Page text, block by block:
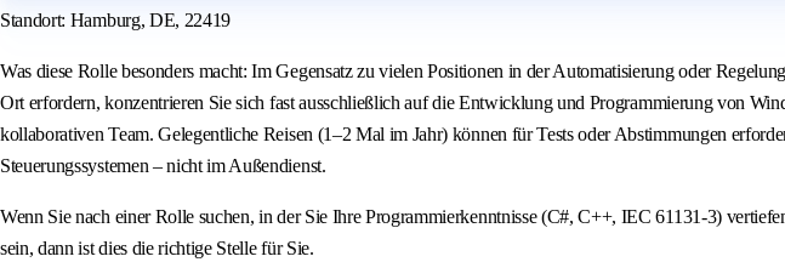
Standort: Hamburg, DE, 22419
Was diese Rolle besonders macht: Im Gegensatz zu vielen Positionen in der Automatisierung oder
Ort erfordern, konzentrieren Sie sich fast ausschließlich auf die Entwicklung und Programmierung von
kollaborativen Team. Gelegentliche Reisen (1–2 Mal im Jahr) können für Tests oder Abstimmungen
Steuerungssystemen – nicht im Außendienst.
Wenn Sie nach einer Rolle suchen, in der Sie Ihre Programmierkenntnisse (C#, C++, IEC 61131-3)
sein, dann ist dies die richtige Stelle für Sie.